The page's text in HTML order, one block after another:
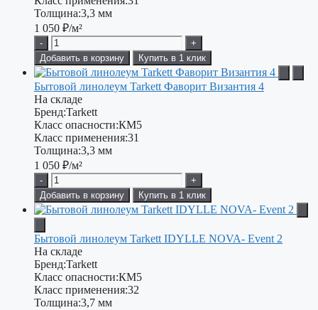
Толщина:3,3 мм
1 050 ₽/м²
-
+
Добавить в корзину
Купить в 1 клик
Бытовой линолеум Tarkett Фаворит Византия 4
На складе
Бренд:Tarkett
Класс опасности:КМ5
Класс применения:31
Толщина:3,3 мм
1 050 ₽/м²
-
+
Добавить в корзину
Купить в 1 клик
Бытовой линолеум Tarkett IDYLLE NOVA- Event 2
На складе
Бренд:Tarkett
Класс опасности:КМ5
Класс применения:32
Толщина:3,7 мм